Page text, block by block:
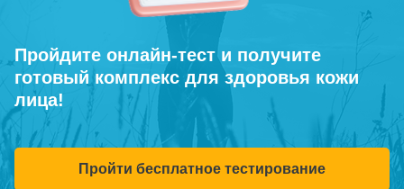
Пройдите онлайн-тест и получите
готовый комплекс для здоровья кожи
лица!
Пройти бесплатное тестирование